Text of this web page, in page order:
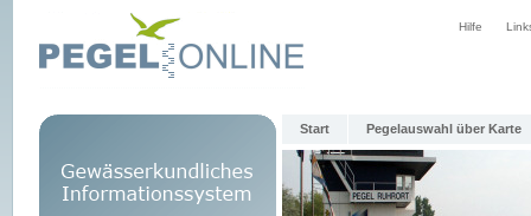
Hilfe
Start Pegelauswahl über Karte